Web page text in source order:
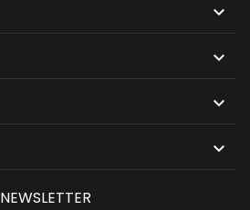




NEWSLETTER